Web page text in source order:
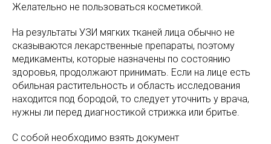
Желательно не пользоваться косметикой.
На результаты УЗИ мягких тканей лица обычно не
сказываются лекарственные препараты, поэтому
медикаменты, которые назначены по состоянию
здоровья, продолжают принимать. Если на лице есть
обильная растительность и область исследования
находится под бородой, то следует уточнить у врача,
нужны ли перед диагностикой стрижка или бритье.
С собой необходимо взять документ